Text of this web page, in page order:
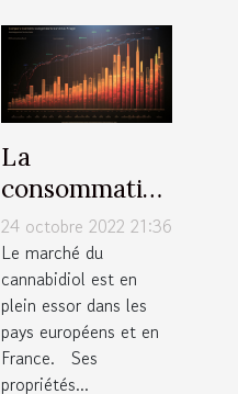
La
consommation
de CBD Full
Spectrum
24 octobre 2022 21:36
Le marché du
cannabidiol est en
plein essor dans les
pays européens et en
France. Ses
propriétés...